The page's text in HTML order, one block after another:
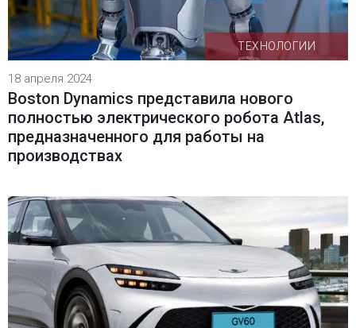
ТЕХНОЛОГИИ
18 апреля 2024
Boston Dynamics представила нового
полностью электрического робота Atlas,
предназначенного для работы на
производствах